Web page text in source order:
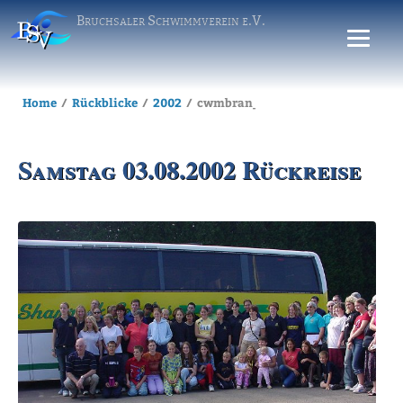
Bruchsaler Schwimmverein e.V.
Home Rückblicke 2002 cwmbran_03.08.2002
Samstag 03.08.2002 Rückreise